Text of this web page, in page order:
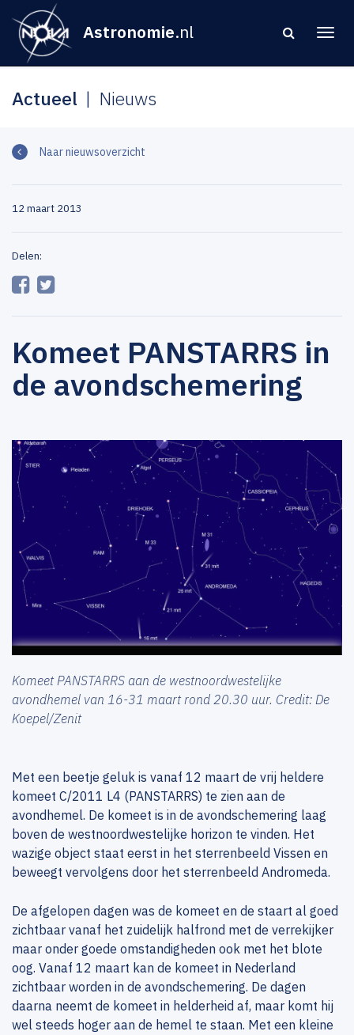
Astronomie.nl
Actueel Nieuws
Naar nieuwsoverzicht
12 maart 2013
Delen:
Komeet PANSTARRS in
de avondschemering
Komeet PANSTARRS aan de westnoordwestelijke
avondhemel van 16-31 maart rond 20.30 uur. Credit: De
Koepel/Zenit
Met een beetje geluk is vanaf 12 maart de vrij heldere
komeet C/2011 L4 (PANSTARRS) te zien aan de
avondhemel. De komeet is in de avondschemering laag
boven de westnoordwestelijke horizon te vinden. Het
wazige object staat eerst in het sterrenbeeld Vissen en
beweegt vervolgens door het sterrenbeeld Andromeda.
De afgelopen dagen was de komeet en de staart al goed
zichtbaar vanaf het zuidelijk halfrond met de verrekijker
maar onder goede omstandigheden ook met het blote
oog. Vanaf 12 maart kan de komeet in Nederland
zichtbaar worden in de avondschemering. De dagen
daarna neemt de komeet in helderheid af, maar komt hij
wel steeds hoger aan de hemel te staan. Met een kleine